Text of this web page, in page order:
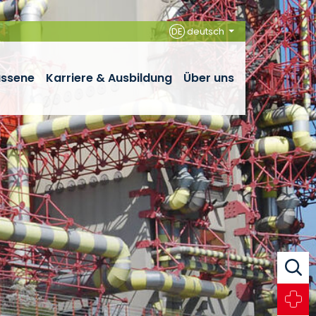
DEdeutsch
Karriere & Ausbildung Über uns
Notfall